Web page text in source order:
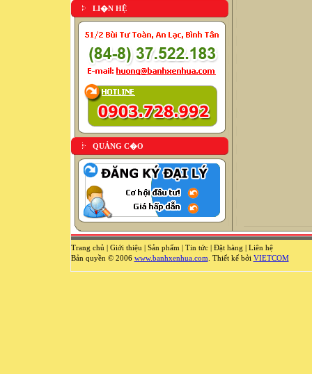
LI�N HỆ
QUẢNG C�O
Trang chủ | Giới thiệu | Sản phẩm | Tin tức| Đặt hàng | Liên hệ
Bản quyền © 2006 www.banhxenhua.com . Thiết kế bởi VIETCOM